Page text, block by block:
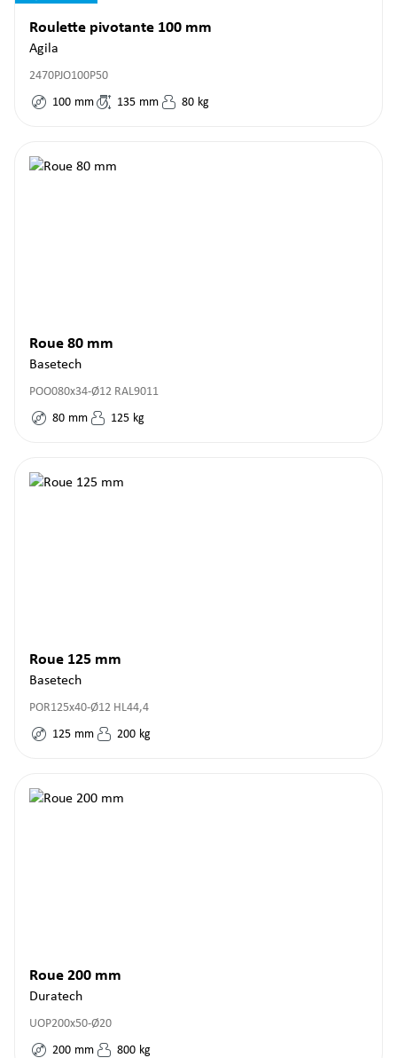
Roulette pivotante 100 mm
Agila
2470PJO100P50
100 mm 135 mm 80 kg
Roue 80 mm
Basetech
POO080x34-Ø12 RAL9011
80 mm 125 kg
Roue 125 mm
Basetech
POR125x40-Ø12 HL44,4
125 mm 200 kg
Roue 200 mm
Duratech
UOP200x50-Ø20
200 mm 800 kg